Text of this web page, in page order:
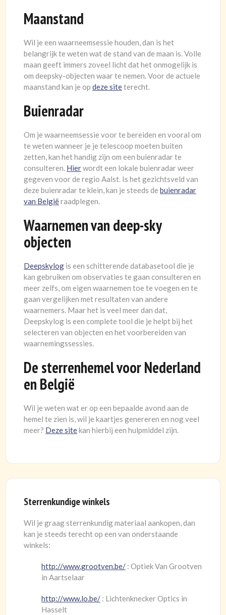
Maanstand
Wil je een waarneemsessie houden, dan is het
belangrijk te weten wat de stand van de maan is. Volle
maan geeft immers zoveel licht dat het onmogelijk is
om deepsky-objecten waar te nemen. Voor de actuele
maanstand kan je op deze siteterecht.
Buienradar
Om je waarneemsessie voor te bereiden en vooral om
te weten wanneer je je telescoop moeten buiten
zetten, kan het handig zijn om een buienradar te
consulteren. Hierwordt een lokale buienradar weer
gegeven voor de regio Aalst. Is het gezichtsveld van
deze buienradar te klein, kan je steeds de buienradar
van Belgiëraadplegen.
Waarnemen van deep-sky
objecten
Deepskylog is een schitterende databasetool die je
kan gebruiken om observaties te gaan consulteren en
meer zelfs, om eigen waarnemen toe te voegen en te
gaan vergelijken met resultaten van andere
waarnemers. Maar het is veel meer dan dat,
Deepskylog is een complete tool die je helpt bij het
selecteren van objecten en het voorbereiden van
waarnemingssessies.
De sterrenhemel voor Nederland
en België
Wil je weten wat er op een bepaalde avond aan de
hemel te zien is, wil je kaartjes genereren en nog veel
meer? Deze sitekan hierbij een hulpmiddel zijn.
Sterrenkundige winkels
Wil je graag sterrenkundig materiaal aankopen, dan
kan je steeds terecht op een van onderstaande
winkels:
http://www.grootven.be/ : Optiek Van Grootven
in Aartselaar
http://www.lo.be/ : Lichtenknecker Optics in
Hasselt